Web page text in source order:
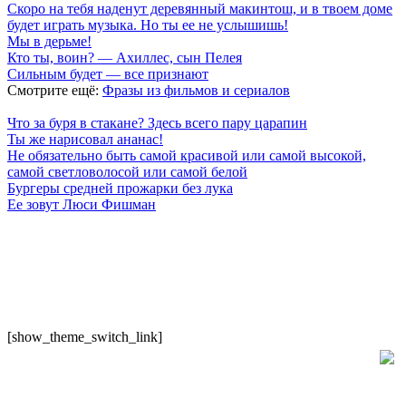
Скоро на тебя наденут деревянный макинтош, и в твоем доме
будет играть музыка. Но ты ее не услышишь!
Мы в дерьме!
Кто ты, воин? — Ахиллес, сын Пелея
Сильным будет — все признают
Смотрите ещё: Фразы из фильмов и сериалов
Что за буря в стакане? Здесь всего пару царапин
Ты же нарисовал ананас!
Не обязательно быть самой красивой или самой высокой,
самой светловолосой или самой белой
Бургеры средней прожарки без лука
Ее зовут Люси Фишман
[show_theme_switch_link]